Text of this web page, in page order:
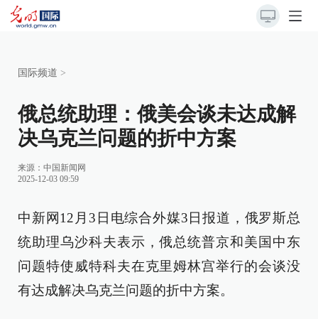
国际频道 >
俄总统助理：俄美会谈未达成解
决乌克兰问题的折中方案
来源： 中国新闻网
2025-12-03 09:59
中新网12月3日电综合外媒3日报道，俄罗斯总
统助理乌沙科夫表示，俄总统普京和美国中东
问题特使威特科夫在克里姆林宫举行的会谈没
有达成解决乌克兰问题的折中方案。